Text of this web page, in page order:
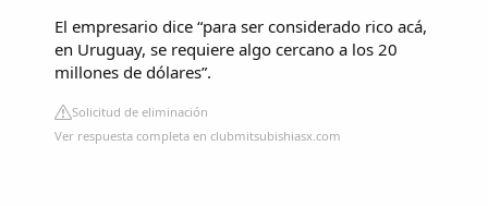
El empresario dice “para ser considerado rico acá,
en Uruguay, se requiere algo cercano a los 20
millones de dólares”.
Solicitud de eliminación
Ver respuesta completa en clubmitsubishiasx.com